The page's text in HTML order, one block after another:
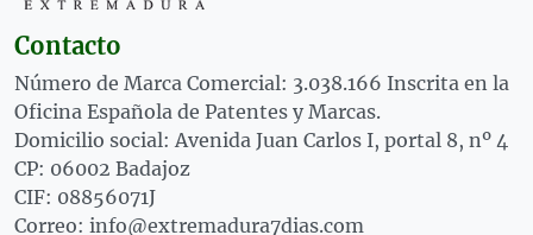
Contacto
Número de Marca Comercial: 3.038.166 Inscrita en la
Oficina Española de Patentes y Marcas.
Domicilio social: Avenida Juan Carlos I, portal 8, nº 4
CP: 06002 Badajoz
CIF: 08856071J
Correo: info@extremadura7dias.com